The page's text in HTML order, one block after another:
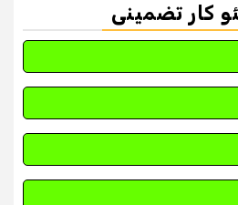
کار تضمینی